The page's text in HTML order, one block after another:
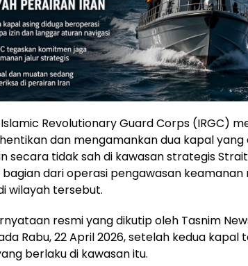
Revolutionary Guard Corps (IRGC)
dan mengamankan dua kapal yang
secara tidak sah di kawasan strategis
dari operasi pengawasan
wilayah tersebut.
resmi yang dikutip oleh Tasnim
Rabu, 22 April 2026, setelah kedua
berlaku di kawasan itu.